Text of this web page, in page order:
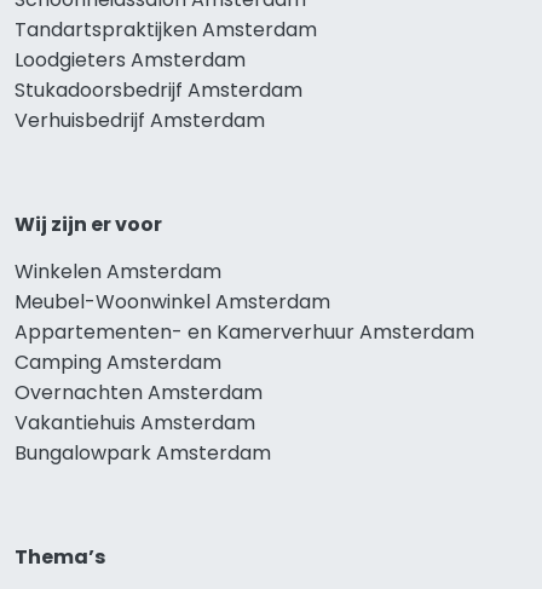
Tandartspraktijken Amsterdam
Loodgieters Amsterdam
Stukadoorsbedrijf Amsterdam
Verhuisbedrijf Amsterdam
Wij zijn er voor
Winkelen Amsterdam
Meubel-Woonwinkel Amsterdam
Appartementen- en Kamerverhuur Amsterdam
Camping Amsterdam
Overnachten Amsterdam
Vakantiehuis Amsterdam
Bungalowpark Amsterdam
Thema’s